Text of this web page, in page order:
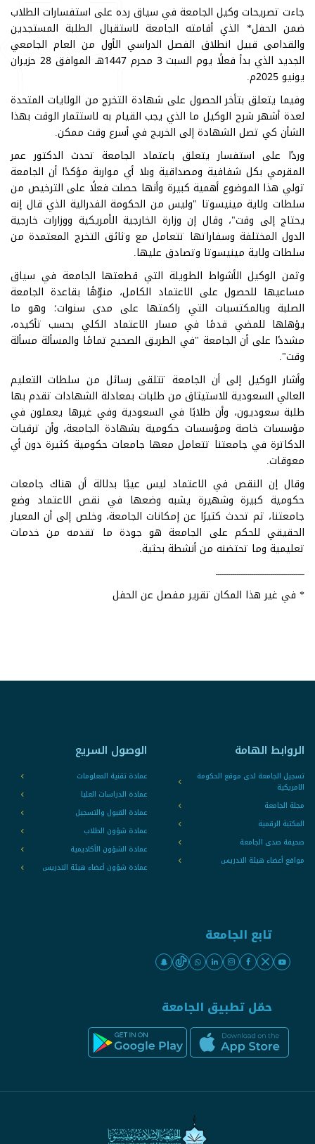
جاءت تصريحات وكيل الجامعة في سياق رده على استفسارات الطلاب
ضمن الحفل* الذي أقامته الجامعة لاستقبال الطلبة المستجدين
والقدامى قبيل انطلاق الفصل الدراسي الأول من العام الجامعي
الجديد الذي بدأ فعلًا يوم السبت 3 محرم 1447هـ الموافق 28 حزيران
يونيو 2025م.
وفيما يتعلق بتأخر الحصول على شهادة التخرج من الولايات المتحدة
لعدة أشهر شرح الوكيل ما الذي يجب القيام به لاستثمار الوقت بهذا
الشأن كي تصل الشهادة إلى الخريج في أسرع وقت ممكن.
وردًا على استفسار يتعلق باعتماد الجامعة تحدث الدكتور عمر
المقرمي بكل شفافية ومصداقية وبلا أي مواربة مؤكدًا أن الجامعة
تولي هذا الموضوع أهمية كبيرة وأنها حصلت فعلًا على الترخيص من
سلطات ولاية مينيسوتا "وليس من الحكومة الفدرالية الذي قال إنه
يحتاج إلى وقت"، وقال إن وزارة الخارجية الأمريكية ووزارات خارجية
الدول المختلفة وسفاراتها تتعامل مع وثائق التخرج المعتمدة من
سلطات ولاية مينيسوتا وتصادق عليها.
وثمن الوكيل الأشواط الطويلة التي قطعتها الجامعة في سياق
مساعيها للحصول على الاعتماد الكامل، منوّهًا بقاعدة الجامعة
الصلبة وبالمكتسبات التي راكمتها على مدى سنوات؛ وهو ما
يؤهلها للمضي قدمًا في مسار الاعتماد الكلي بحسب تأكيده،
مشددًا على أن الجامعة "في الطريق الصحيح تمامًا والمسألة مسألة
وقت".
وأشار الوكيل إلى أن الجامعة تتلقى رسائل من سلطات التعليم
العالي السعودية للاستيثاق من طلبات بمعادلة الشهادات تقدم بها
طلبة سعوديون، وأن طلابًا في السعودية وفي غيرها يعملون في
مؤسسات خاصة ومؤسسات حكومية بشهادة الجامعة، وأن ترقيات
الدكاترة في جامعتنا تتعامل معها جامعات حكومية كثيرة دون أي
معوقات.
وقال إن النقص في الاعتماد ليس عيبًا بدلالة أن هناك جامعات
حكومية كبيرة وشهيرة يشبه وضعها في نقص الاعتماد وضع
جامعتنا، ثم تحدث كثيرًا عن إمكانات الجامعة، وخلص إلى أن المعيار
الحقيقي للحكم على الجامعة هو جودة ما تقدمه من خدمات
تعليمية وما تحتضنه من أنشطة بحثية.
ــــــــــــــــــــــــــــــــــــــــــ
* في غير هذا المكان تقرير مفصل عن الحفل
الروابط الهامة
تسجيل الجامعة لدى موقع الحكومة
الامريكية
مجلة الجامعة
المكتبة الرقمية
صحيفة صدى الجامعة
مواقع أعضاء هيئة التدريس
الوصول السريع
عمادة تقنية المعلومات
عمادة الدراسات العليا
عمادة القبول والتسجيل
عمادة شؤون الطلاب
عمادة الشؤون الأكاديمية
عمادة شؤون أعضاء هيئة التدريس
تابع الجامعة
حمّل تطبيق الجامعة